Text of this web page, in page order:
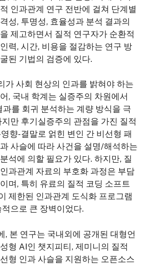
인과관계 연구 전반에 걸쳐 단계별
성, 투명성, 효율성과 분석 결과의
제고하면서 질적 연구자가 순환적
력, 시간, 비용을 절감하는 연구 방
된 기법의 검증에 있다.
가 사회 현상의 인과를 밝혀야 하는
, 국내 학계는 실증주의 차원에서
과를 회귀 분석하는 계량 방식을 극
만 후기실증주의 관점을 가진 질적
향-결말로 얽힌 변인 간 비선형 패
사슬에 따라 사건을 설명/해석하는
석에 의할 필요가 있다. 하지만, 질
과관계 자료의 부호화 과정은 부담
며, 특히 유료의 질적 코딩 소프트
제한된 인과관계 도식화 프로그램
으로 큰 장벽이었다.
, 본 연구는 국내외에 공개된 대형언
형 AI인 챗지피티, 제미니의 질적
형 인과 사슬을 지원하는 오픈소스